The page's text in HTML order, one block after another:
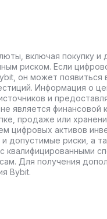
включая покупку
риском. Если
он может
Информация о
и
является финансовой
продаже или
цифровых активов
допустимые риски, а
квалифицированными
Для получения
Bybit.